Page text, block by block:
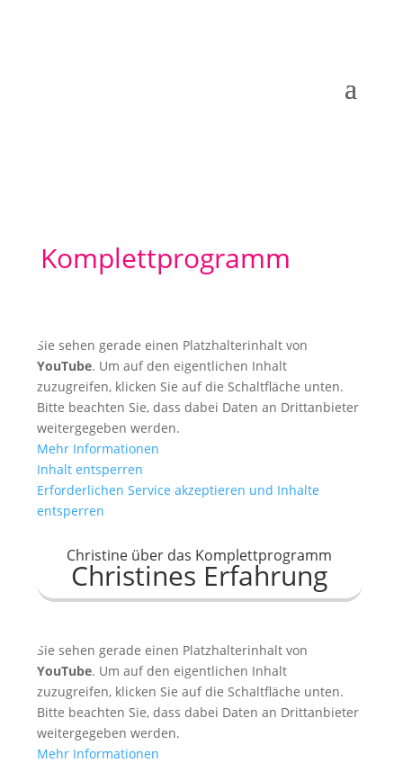
Komplettprogramm
Sie sehen gerade einen Platzhalterinhalt von
YouTube. Um auf den eigentlichen Inhalt
zuzugreifen, klicken Sie auf die Schaltfläche unten.
Bitte beachten Sie, dass dabei Daten an Drittanbieter
weitergegeben werden.
Mehr Informationen
Inhalt entsperren
Erforderlichen Service akzeptieren und Inhalte
entsperren
Christine über das Komplettprogramm
Christines Erfahrung
Sie sehen gerade einen Platzhalterinhalt von
YouTube. Um auf den eigentlichen Inhalt
zuzugreifen, klicken Sie auf die Schaltfläche unten.
Bitte beachten Sie, dass dabei Daten an Drittanbieter
weitergegeben werden.
Mehr Informationen